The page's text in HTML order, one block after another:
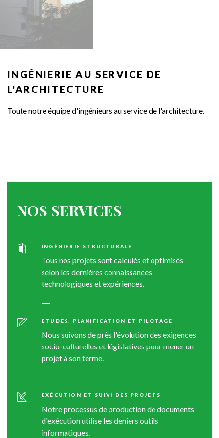
INGÉNIERIE AU SERVICE DE
L'ARCHITECTURE
Toute notre équipe d'ingénieurs au service de l'architecture.
NOS SERVICES
INGÉNIERIE STRUCTURALE
Tous nos projets sont calculés et optimisés
selon les dernières connaissances
technologiques et expériences.
ETUDES, PLANIFICATION ET PILOTAGE
Nous suivons de près l'évolution des exigences
socio-culturelles et législatives pour mener un
projet à son terme.
EXÉCUTION ET SUIVI DES PROJETS
Notre processus de production de documents
d'exécution utilise les deniers outils
informatiques.